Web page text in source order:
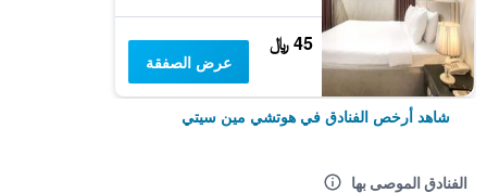
45 ﷼
عرض الصفقة
شاهد أرخص الفنادق في هوتشي مين سيتي
الفنادق الموصى بها